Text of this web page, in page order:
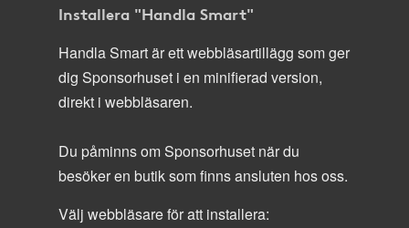
Installera "Handla Smart"
Handla Smart är ett webbläsartillägg som ger
dig Sponsorhuset i en minifierad version,
direkt i webbläsaren.
Du påminns om Sponsorhuset när du
besöker en butik som finns ansluten hos oss.
Välj webbläsare för att installera: